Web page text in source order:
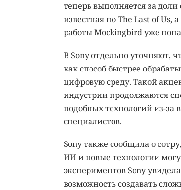
теперь выполняется за
известная по The Last of Us,
работы Mockingbird уже
В Sony отдельно уточняют,
как способ быстрее
цифровую среду. Такой
индустрии продолжаются
подобных технологий из-за
специалистов.
Sony также сообщила о
ИИ и новые технологии
экспериментов Sony
возможность создавать